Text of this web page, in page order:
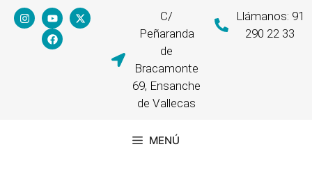
C/
Peñaranda
de
Bracamonte
69, Ensanche
de Vallecas
Llámanos: 91
290 22 33
MENÚ